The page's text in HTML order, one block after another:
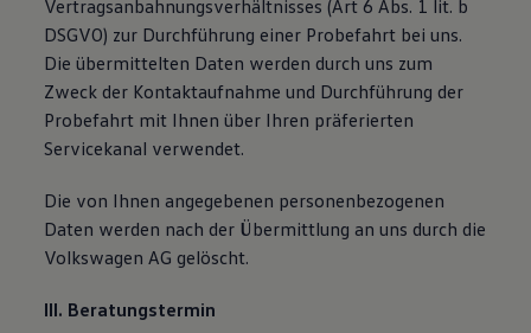
Vertragsanbahnungsverhältnisses (Art 6 Abs. 1 lit. b
DSGVO) zur Durchführung einer Probefahrt bei uns.
Die übermittelten Daten werden durch uns zum
Zweck der Kontaktaufnahme und Durchführung der
Probefahrt mit Ihnen über Ihren präferierten
Servicekanal verwendet.
Die von Ihnen angegebenen personenbezogenen
Daten werden nach der Übermittlung an uns durch die
Volkswagen AG gelöscht.
III. Beratungstermin